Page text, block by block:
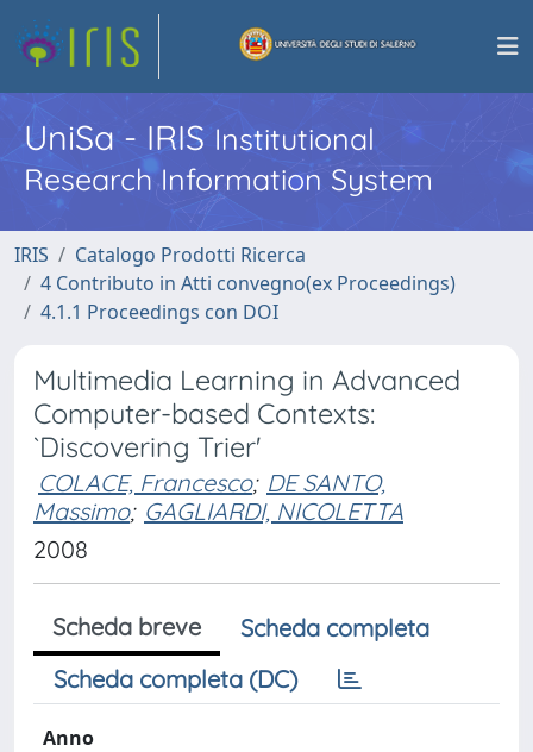
UniSa - IRISInstitutional
Research Information System
IRIS
Catalogo Prodotti Ricerca
4 Contributo in Atti convegno(ex Proceedings)
4.1.1 Proceedings con DOI
Multimedia Learning in Advanced
Computer-based Contexts:
`Discovering Trier'
COLACE, Francesco; DE SANTO,
Massimo; GAGLIARDI, NICOLETTA
2008
Scheda breve
Scheda completa
Scheda completa (DC)
Anno